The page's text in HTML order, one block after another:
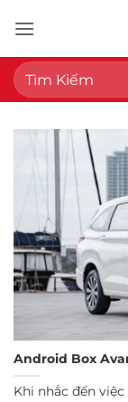
qua
nội
dung
Tìm
kiếm:
Android Box
Khi nhắc đến